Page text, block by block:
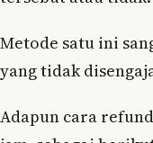
Metode satu ini
yang tidak
Adapun cara